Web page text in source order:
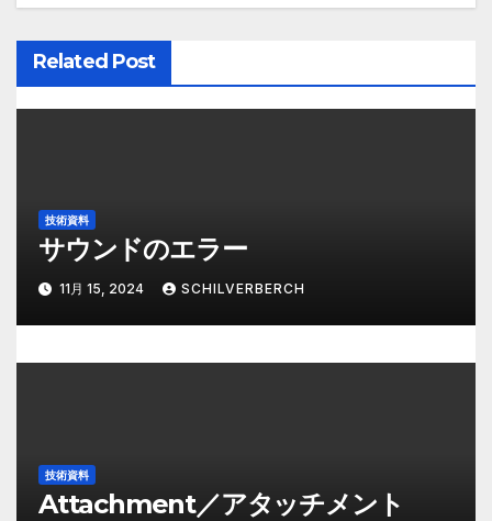
シ
ョ
ン
Related Post
技術資料
サウンドのエラー
11月 15, 2024 SCHILVERBERCH
技術資料
Attachment／アタッチメント